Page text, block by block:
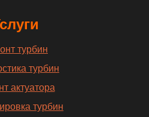
турбин
турбин
актуатора
турбин